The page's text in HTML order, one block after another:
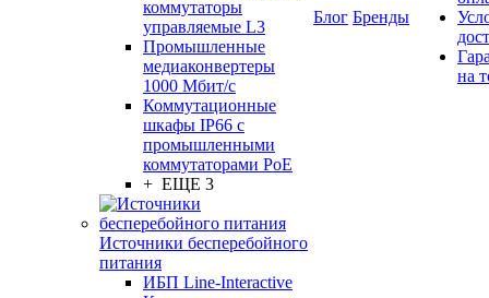
коммутаторы
управляемые L3
Промышленные
медиаконвертеры
1000 Мбит/с
Коммутационные
шкафы IP66 c
промышленными
коммутаторами PoE
+ ЕЩЕ 3
Источники бесперебойного
питания
ИБП Line-Interactive
Блог Бренды
на